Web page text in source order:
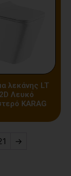
λεκάνης LT
Λευκό
KARAG
→